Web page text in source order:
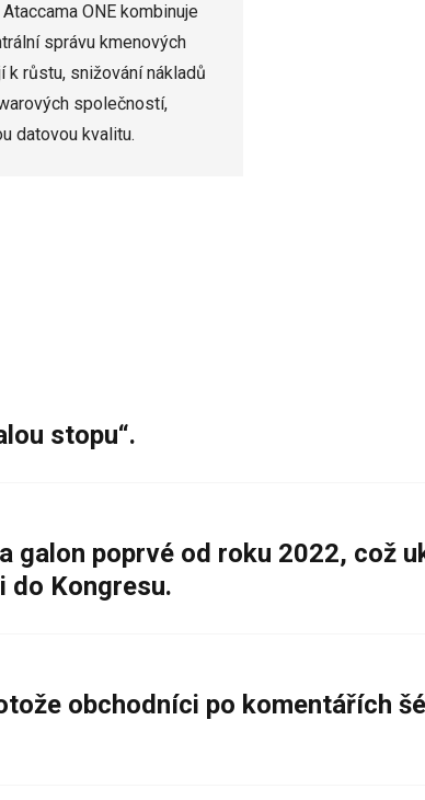
ONE kombinuje
správu kmenových
růstu, snižování nákladů
společností,
datovou kvalitu.
stopu“.
galon poprvé od roku 2022, což
do Kongresu.
obchodníci po komentářích